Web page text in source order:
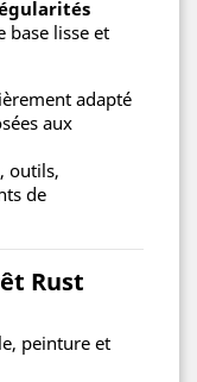
base lisse et
adapté
aux
outils,
de
Rust
peinture et